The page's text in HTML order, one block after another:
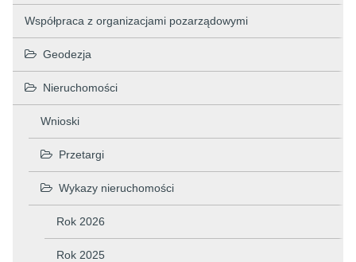
Współpraca z organizacjami pozarządowymi
Geodezja
Nieruchomości
Wnioski
Przetargi
Wykazy nieruchomości
Rok 2026
Rok 2025